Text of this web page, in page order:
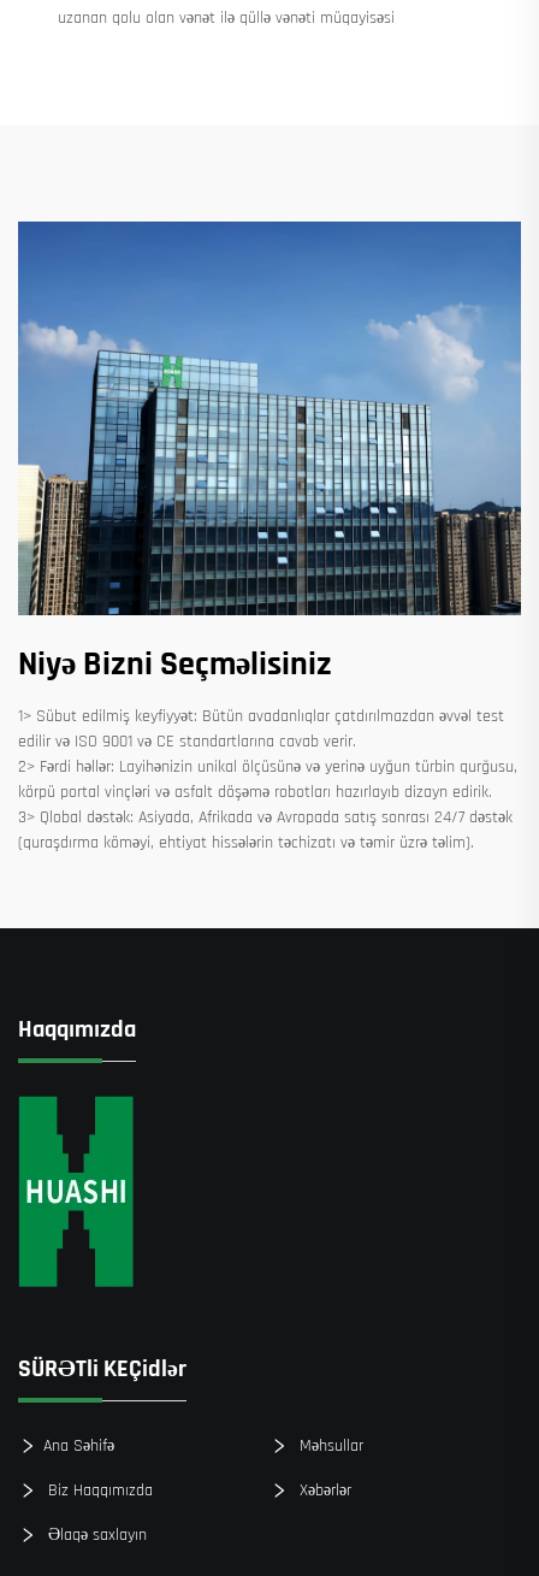
uzanan qolu olan vənət ilə qüllə vənəti müqayisəsi
Niyə Bizni Seçməlisiniz
1> Sübut edilmiş keyfiyyət: Bütün avadanlıqlar çatdırılmazdan əvvəl test
edilir və ISO 9001 və CE standartlarına cavab verir.
2> Fərdi həllər: Layihənizin unikal ölçüsünə və yerinə uyğun türbin qurğusu,
körpü portal vinçləri və asfalt döşəmə robotları hazırlayıb dizayn edirik.
3> Qlobal dəstək: Asiyada, Afrikada və Avropada satış sonrası 24/7 dəstək
(quraşdırma köməyi, ehtiyat hissələrin təchizatı və təmir üzrə təlim).
Haqqımızda
SÜRƏTli KEÇidlər
Ana Səhifə Məhsullar
Biz Haqqımızda Xəbərlər
Əlaqə saxlayın